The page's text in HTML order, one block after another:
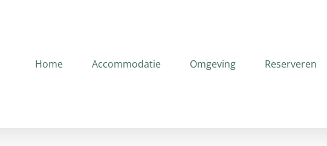
Home
Accommodatie Omgeving Reserveren